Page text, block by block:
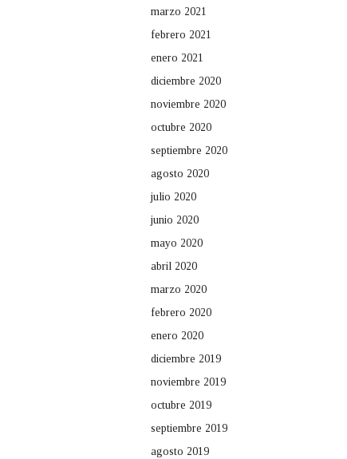
marzo 2021
febrero 2021
enero 2021
diciembre 2020
noviembre 2020
octubre 2020
septiembre 2020
agosto 2020
julio 2020
junio 2020
mayo 2020
abril 2020
marzo 2020
febrero 2020
enero 2020
diciembre 2019
noviembre 2019
octubre 2019
septiembre 2019
agosto 2019